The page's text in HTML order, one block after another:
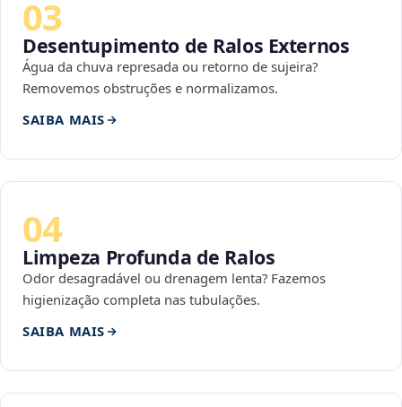
03
Desentupimento de Ralos Externos
Água da chuva represada ou retorno de sujeira?
Removemos obstruções e normalizamos.
SAIBA MAIS
04
Limpeza Profunda de Ralos
Odor desagradável ou drenagem lenta? Fazemos
higienização completa nas tubulações.
SAIBA MAIS